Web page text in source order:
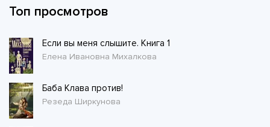
Топ просмотров
Если вы меня слышите. Книга 1
Елена Ивановна Михалкова
Баба Клава против!
Резеда Ширкунова